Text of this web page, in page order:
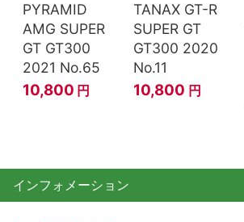
PYRAMID
AMG SUPER
GT GT300
2021 No.65
10,800 円
TANAX GT-R
SUPER GT
GT300 2020
No.11
10,800 円
インフォメーション